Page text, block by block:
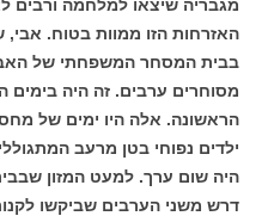
מגבריה שיצאו למלחמה ורבים
האזרחות הזו ממוות בטוח. אבי,
בבית המסחר המשפחתי של
מסוחרים ערבים. זה היה
הראשונה. אלה היו ימים של
ילדים נפוחי בטן מרעב
היה שום ערך. למעט המזון
דרש משני הערבים שביקשו